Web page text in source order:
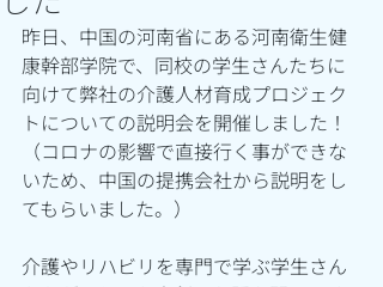
昨日、中国の河南省にある河南衛生健
康幹部学院で、同校の学生さんたちに
向けて弊社の介護人材育成プロジェク
トについての説明会を開催しました！
（コロナの影響で直接行く事ができな
いため、中国の提携会社から説明をし
てもらいました。）
介護やリハビリを専門で学ぶ学生さん